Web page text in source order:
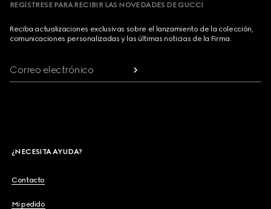
REGÍSTRESE PARA RECIBIR LAS NOVEDADES DE GUCCI
Reciba actualizaciones exclusivas sobre el lanzamiento de la colección,
comunicaciones personalizadas y las últimas noticias de la Firma.
Correo electrónico
¿NECESITA AYUDA?
Contacto
Mi pedido